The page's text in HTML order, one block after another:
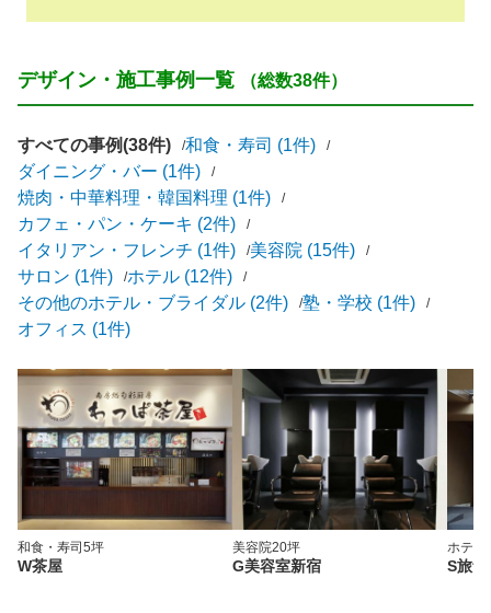
デザイン・施工事例一覧 （総数38件）
すべての事例(38件)
和食・寿司 (1件)
ダイニング・バー (1件)
焼肉・中華料理・韓国料理 (1件)
カフェ・パン・ケーキ (2件)
イタリアン・フレンチ (1件)
美容院 (15件)
サロン (1件)
ホテル (12件)
その他のホテル・ブライダル (2件)
塾・学校 (1件)
オフィス (1件)
和食・寿司 5坪
W茶屋
美容院20坪
G美容室新宿
ホテル
S旅館